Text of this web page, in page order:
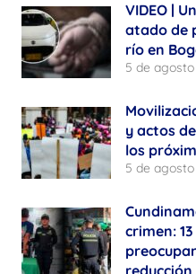
VIDEO |
atado de
río en
5 de
y actos
los
5 de
crimen: